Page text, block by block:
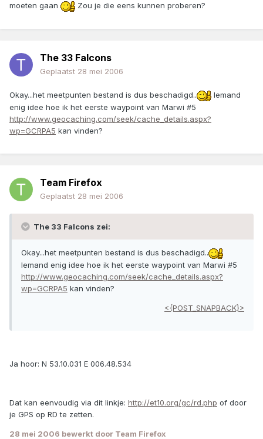
moeten gaan
Zou je die eens kunnen proberen?
The 33 Falcons
Geplaatst 28 mei 2006
Okay...het meetpunten bestand is dus beschadigd..
Iemand
enig idee hoe ik het eerste waypoint van Marwi #5
http://www.geocaching.com/seek/cache_details.aspx?
wp=GCRPA5 kan vinden?
Team Firefox
Geplaatst 28 mei 2006
The 33 Falcons zei:
Okay...het meetpunten bestand is dus beschadigd..
Iemand enig idee hoe ik het eerste waypoint van Marwi #5
http://www.geocaching.com/seek/cache_details.aspx?
wp=GCRPA5 kan vinden?
<{POST_SNAPBACK}>
Ja hoor: N 53.10.031 E 006.48.534
Dat kan eenvoudig via dit linkje: http://et10.org/gc/rd.php of door
je GPS op RD te zetten.
28 mei 2006 bewerkt door Team Firefox